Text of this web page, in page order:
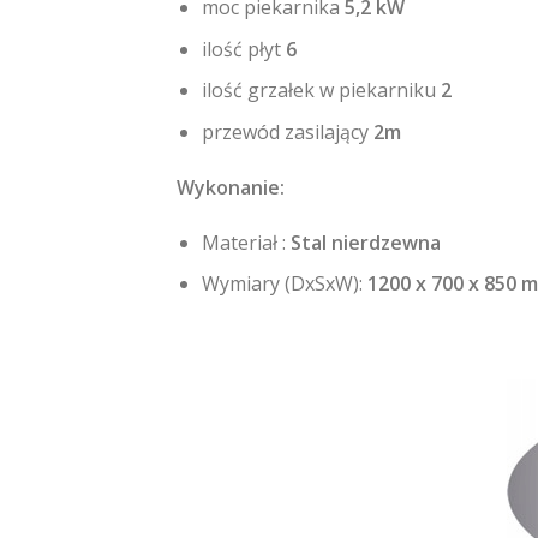
moc piekarnika 5,2 kW
ilość płyt 6
ilość grzałek w piekarniku 2
przewód zasilający 2m
Wykonanie:
Materiał : Stal nierdzewna
Wymiary (DxSxW): 1200x 700 x 850